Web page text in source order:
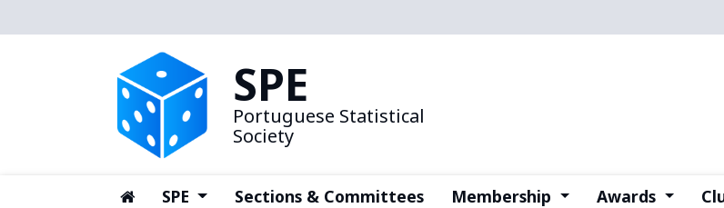
SPE
Portuguese Statistical
Society
(current)
SPE (current)Sections & Committees Membership (current)Awards